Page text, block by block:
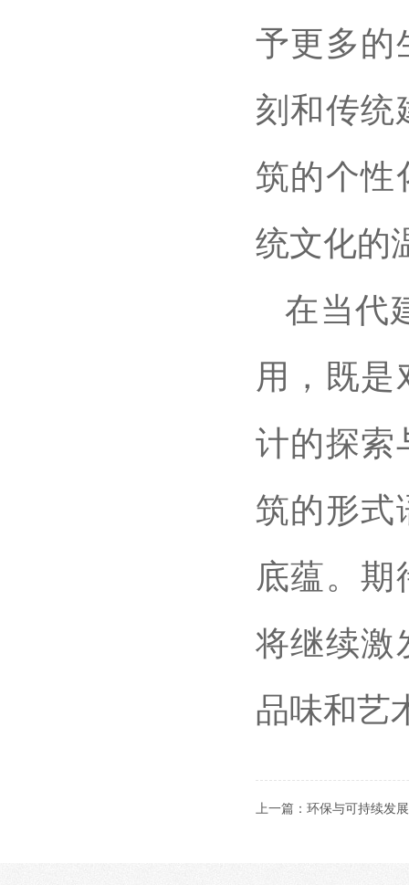
予更多的
刻和传统
筑的个性
统文化的
在当代
用，既是
计的探索
筑的形式
底蕴。期
将继续激
品味和艺
上一篇： 环保与可持续发